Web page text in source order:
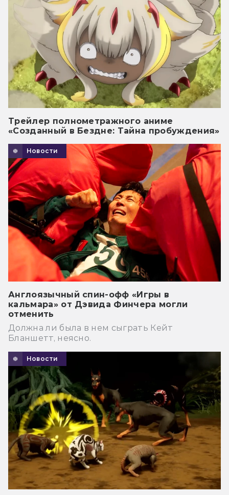
Трейлер полнометражного аниме
«Созданный в Бездне: Тайна пробуждения»
Новости
Англоязычный спин-офф «Игры в
кальмара» от Дэвида Финчера могли
отменить
Должна ли была в нем сыграть Кейт
Бланшетт, неясно.
Новости